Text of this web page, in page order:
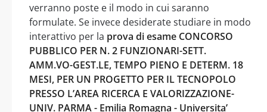
verranno poste e il modo in cui saranno
formulate. Se invece desiderate studiare in modo
interattivo per la prova di esame CONCORSO
PUBBLICO PER N. 2 FUNZIONARI-SETT.
AMM.VO-GEST.LE, TEMPO PIENO E DETERM. 18
MESI, PER UN PROGETTO PER IL TECNOPOLO
PRESSO L’AREA RICERCA E VALORIZZAZIONE-
UNIV. PARMA - Emilia Romagna - Universita’